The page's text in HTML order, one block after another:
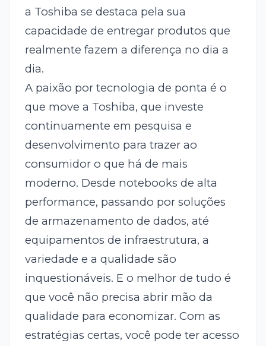
a Toshiba se destaca pela sua
capacidade de entregar produtos que
realmente fazem a diferença no dia a
dia.
A paixão por tecnologia de ponta é o
que move a Toshiba, que investe
continuamente em pesquisa e
desenvolvimento para trazer ao
consumidor o que há de mais
moderno. Desde notebooks de alta
performance, passando por soluções
de armazenamento de dados, até
equipamentos de infraestrutura, a
variedade e a qualidade são
inquestionáveis. E o melhor de tudo é
que você não precisa abrir mão da
qualidade para economizar. Com as
estratégias certas, você pode ter acesso